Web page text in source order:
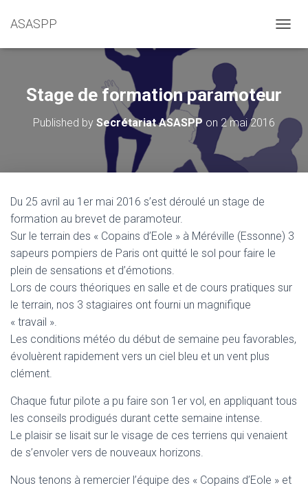
ASASPP
Stage de formation paramoteur
Published by Secrétariat ASASPP on 2 mai 2016
Du 25 avril au 1er mai 2016 s’est déroulé un stage de
formation au brevet de paramoteur.
Sur le terrain des « Copains d’Eole » à Méréville (Essonne) 3
sapeurs pompiers de Paris ont quitté le sol pour faire le
plein de sensations et d’émotions.
Lors de cours théoriques en salle et de cours pratiques sur
le terrain, nos 3 stagiaires ont fourni un magnifique
« travail ».
Les conditions météo du début de semaine peu favorables,
évoluèrent rapidement vers un ciel bleu et un vent plus
clément.
Chaque futur pilote a pu faire son 1er vol, en appliquant tous
les conseils prodigués durant cette semaine intense.
Le plaisir se lisait sur le visage de ces terriens qui venaient
de s’envoler vers de nouveaux horizons.
Nous tenons à remercier l’équipe des « Copains d’Eole » et